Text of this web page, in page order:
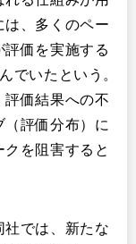
は、多くのペー
価を実施する
でいたという。
評価結果への不
評価分布）に
を阻害すると
では、新たな